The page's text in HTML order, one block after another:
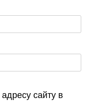
сайту в